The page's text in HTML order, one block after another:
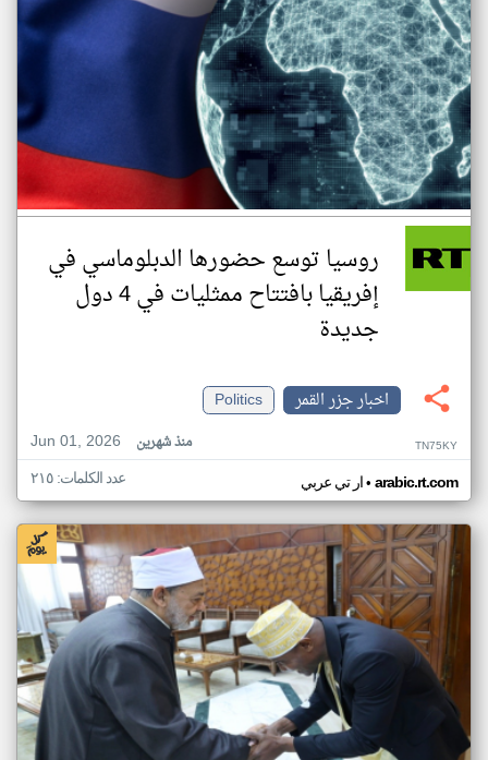
روسيا توسع حضورها الدبلوماسي في
إفريقيا بافتتاح ممثليات في 4 دول
جديدة
اخبار جزر القمر
Politics
Jun 01, 2026
منذ شهرين TN75KY
ار تي عربي• arabic.rt.com عدد الكلمات: ٢١٥